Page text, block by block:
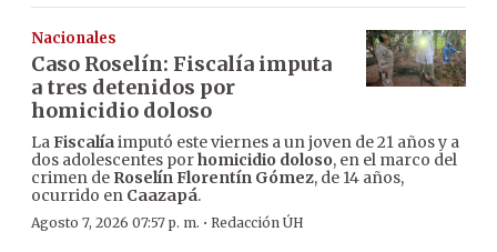
Nacionales
Caso Roselín: Fiscalía imputa
a tres detenidos por
homicidio doloso
LaFiscalíaimputó este viernes a un joven de 21 años y a
dos adolescentes porhomicidio doloso, en el marco del
crimen de Roselín Florentín Gómez, de 14 años,
ocurrido en Caazapá.
Agosto 7, 2026 07:57 p. m. · Redacción ÚH